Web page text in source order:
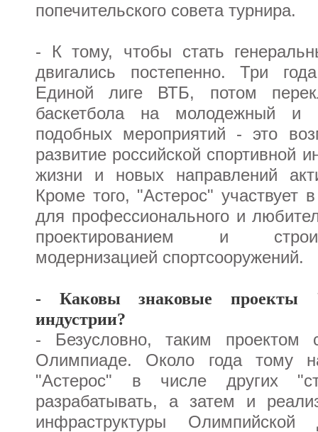
попечительского совета турнира.
- К тому, чтобы стать
двигались постепенно. Три
Единой лиге ВТБ, потом
баскетбола на молодежный и
подобных мероприятий - это
развитие российской спортивной
жизни и новых направлений
Кроме того, "Астерос" участвует
для профессионального и
проектированием и
модернизацией спортсооружений.
- Каковы знаковые проекты
индустрии?
- Безусловно, таким проектом
Олимпиаде. Около года тому
"Астерос" в числе других
разрабатывать, а затем и
инфраструктуры